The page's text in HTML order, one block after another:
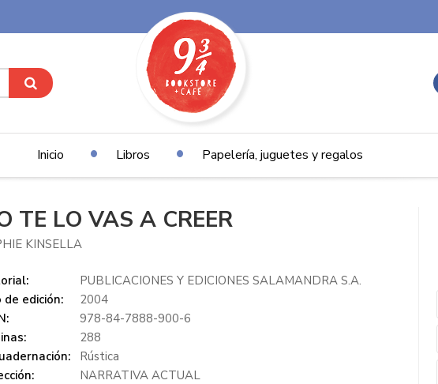
Inicio Libros Papelería, juguetes y regalos
TE LO VAS A CREER
KINSELLA
PUBLICACIONES Y EDICIONES SALAMANDRA S.A.
de edición:
2004
978-84-7888-900-6
288
Rústica
NARRATIVA ACTUAL